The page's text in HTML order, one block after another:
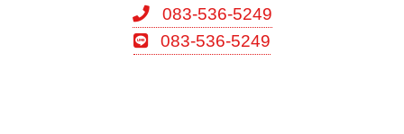
083-536-5249
083-536-5249